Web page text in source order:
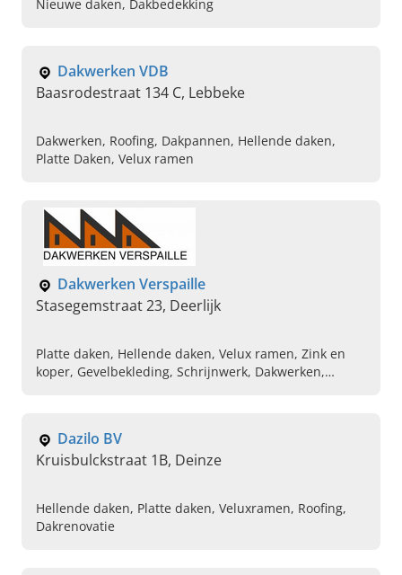
Nieuwe daken, Dakbedekking
Dakwerken VDB
Baasrodestraat 134 C, Lebbeke
Dakwerken, Roofing, Dakpannen, Hellende daken,
Platte Daken, Velux ramen
Dakwerken Verspaille
Stasegemstraat 23, Deerlijk
Platte daken, Hellende daken, Velux ramen, Zink en
koper, Gevelbekleding, Schrijnwerk, Dakwerken,
Dazilo BV
Kruisbulckstraat 1B, Deinze
Hellende daken, Platte daken, Veluxramen, Roofing,
Dakrenovatie